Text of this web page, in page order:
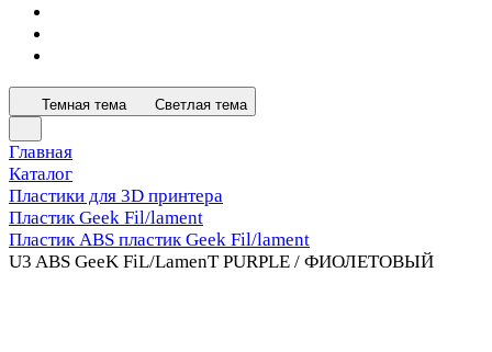
Темная тема Светлая тема
Главная
Каталог
Пластики для 3D принтера
Пластик Geek Fil/lament
Пластик ABS пластик Geek Fil/lament
U3 ABS GeeK FiL/LamenT PURPLE / ФИОЛЕТОВЫЙ